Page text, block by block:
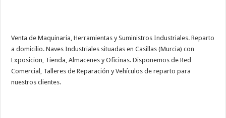
Venta de Maquinaria, Herramientas y Suministros Industriales. Reparto
a domicilio. Naves Industriales situadas en Casillas (Murcia) con
Exposicion, Tienda, Almacenes y Oficinas. Disponemos de Red
Comercial, Talleres de Reparación y Vehículos de reparto para
nuestros clientes.